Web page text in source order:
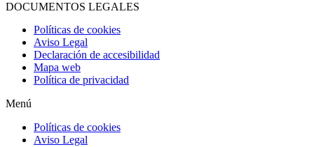
DOCUMENTOS LEGALES
Políticas de cookies
Aviso Legal
Declaración de accesibilidad
Mapa web
Política de privacidad
Menú
Políticas de cookies
Aviso Legal